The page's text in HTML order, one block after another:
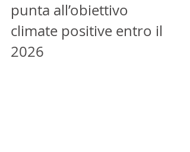
punta all’obiettivo
climate positive entro il
2026